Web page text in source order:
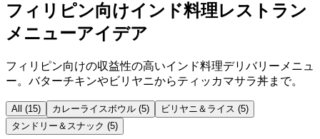
フィリピン向けインド料理レストラン
メニューアイデア
フィリピン向けの収益性の高いインド料理デリバリーメニュ
ー。バターチキンやビリヤニからティッカマサラ丼まで。
All (15) カレーライスボウル (5) ビリヤニ＆ライス (5)
タンドリー＆スナック (5)